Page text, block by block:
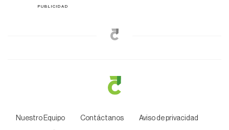
Nuestro Equipo Contáctanos Aviso de privacidad